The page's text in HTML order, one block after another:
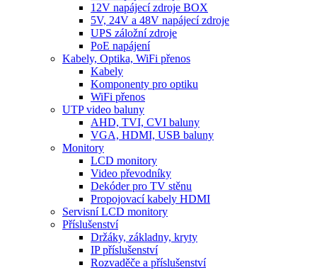
12V napájecí zdroje BOX
5V, 24V a 48V napájecí zdroje
UPS záložní zdroje
PoE napájení
Kabely, Optika, WiFi přenos
Kabely
Komponenty pro optiku
WiFi přenos
UTP video baluny
AHD, TVI, CVI baluny
VGA, HDMI, USB baluny
Monitory
LCD monitory
Video převodníky
Dekóder pro TV stěnu
Propojovací kabely HDMI
Servisní LCD monitory
Příslušenství
Držáky, základny, kryty
IP příslušenství
Rozvaděče a příslušenství